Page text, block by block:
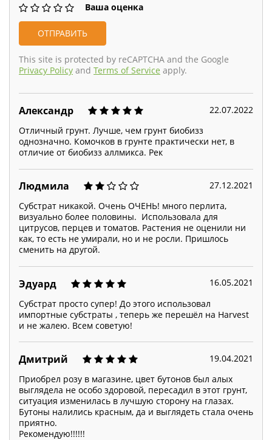
Ваша оценка
This site is protected by reCAPTCHA and the Google
Privacy Policy and Terms of Service apply.
Александр
22.07.2022
Отличный грунт. Лучше, чем грунт биобизз
однозначно. Комочков в грунте практически нет, в
отличие от биобизз аллмикса. Рек
Людмила
27.12.2021
Субстрат никакой. Очень ОЧЕНЬ! много перлита,
визуально более половины. Использовала для
цитрусов, перцев и томатов. Растения не оценили ни
как, то есть не умирали, но и не росли. Пришлось
сменить на другой.
Эдуард
16.05.2021
Субстрат просто супер! До этого использовал
импортные субстраты , теперь же перешёл на Harvest
и не жалею. Всем советую!
Дмитрий
19.04.2021
Приобрел розу в магазине, цвет бутонов был алых
выглядела не особо здоровой, пересадил в этот грунт,
ситуация изменилась в лучшую сторону на глазах.
Бутоны налились красным, да и выглядеть стала очень
приятно.
Рекомендую!!!!!!